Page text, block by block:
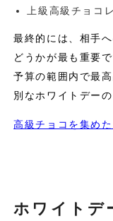
上級高級チョコ
最終的には、相手
どうかが最も重要で
予算の範囲内で最
別なホワイトデー
高級チョコを集め
ホワイトデ